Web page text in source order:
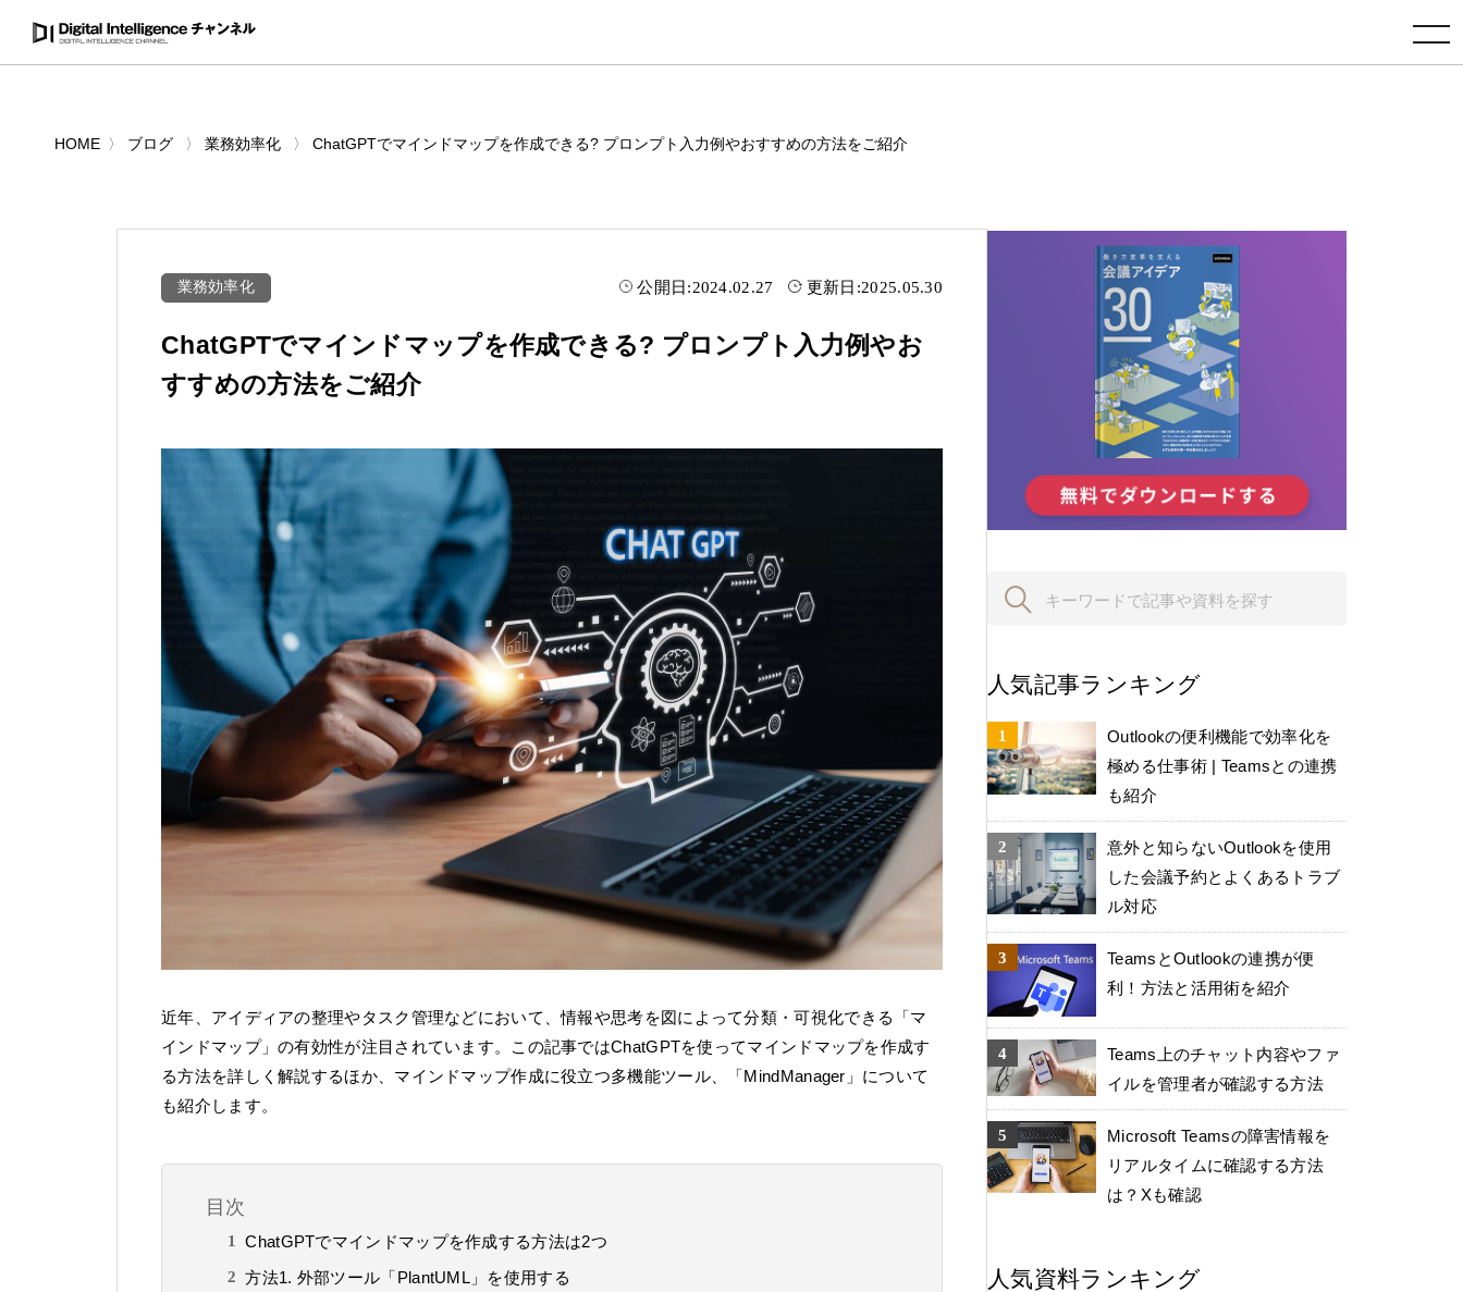
toggle navigation
HOME ブログ 業務効率化 ChatGPTでマインドマップを作成できる? プロンプト入力例やおすすめの方法をご紹介
業務効率化 公開日:2024.02.27 更新日:2025.05.30
ChatGPTでマインドマップを作成できる? プロンプト入力例やお
すすめの方法をご紹介
近年、アイディアの整理やタスク管理などにおいて、情報や思考を図によって分類・可視化できる「マ
インドマップ」の有効性が注目されています。この記事ではChatGPTを使ってマインドマップを作成す
る方法を詳しく解説するほか、マインドマップ作成に役立つ多機能ツール、「MindManager」について
も紹介します。
目次
ChatGPTでマインドマップを作成する方法は2つ
方法1. 外部ツール「PlantUML」を使用する
人気記事ランキング
Outlookの便利機能で効率化を
極める仕事術 | Teamsとの連携
も紹介
意外と知らないOutlookを使用
した会議予約とよくあるトラブ
ル対応
TeamsとOutlookの連携が便
利！方法と活用術を紹介
Teams上のチャット内容やファ
イルを管理者が確認する方法
Microsoft Teamsの障害情報を
リアルタイムに確認する方法
は？Xも確認
人気資料ランキング